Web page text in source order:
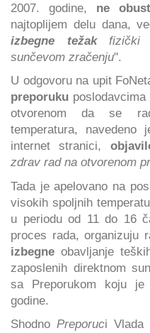
2007. godine, ne
najtoplijem delu dana,
izbegne težakfizički
sunčevom zračenju".
U odgovoru na upit
preporuku
otvorenom da se
temperatura,
internet stranici,
zdrav rad na otvorenom
Tada je apelovano na
visokih spoljnih
u periodu od 11 do 16
proces rada, organizuju
izbegne obavljanje
zaposlenih direktnom
sa Preporukom koju je
godine.
ShodnoPreporuci Vlada